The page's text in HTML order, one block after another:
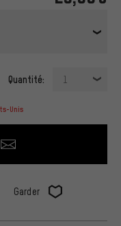
Quantité: 1
Unis
Garder